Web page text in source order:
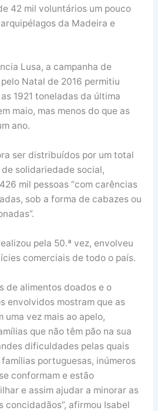
42 mil voluntários um pouco
da Madeira e
Lusa, a campanha de
Natal de 2016 permitiu
1921 toneladas da última
maio, mas menos do que as
ano.
ser distribuídos por um total
solidariedade social,
mil pessoas “com carências
sob a forma de cabazes ou
pela 50.ª vez, envolveu
comerciais de todo o país.
de alimentos doados e o
envolvidos mostram que as
uma vez mais ao apelo,
que não têm pão na sua
dificuldades pelas quais
portuguesas, inúmeros
conformam e estão
e assim ajudar a minorar as
concidadãos”, afirmou Isabel